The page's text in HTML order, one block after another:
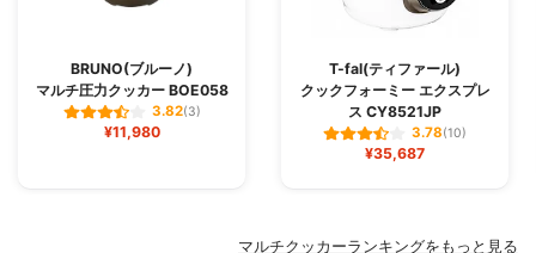
BRUNO(ブルーノ)
マルチ圧力クッカー BOE058
3.82(3)
¥11,980
T-fal(ティファール)
クックフォーミー エクスプレ
ス CY8521JP
3.78(10)
¥35,687
マルチクッカーランキングをもっと見る